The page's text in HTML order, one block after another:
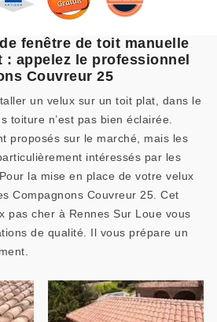
fenêtre de toit manuelle
appelez le professionnel
Couvreur 25
un velux sur un toit plat, dans le
toiture n’est pas bien éclairée.
proposés sur le marché, mais les
intéressés par les
la mise en place de votre velux
Compagnons Couvreur 25. Cet
pas cher à Rennes Sur Loue vous
de qualité. Il vous prépare un